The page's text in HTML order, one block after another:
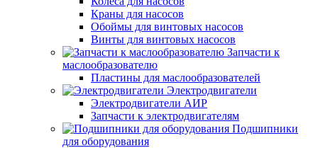
Краны для насосов
Обоймы для винтовых насосов
Винты для винтовых насосов
Запчасти к
маслообразователю
Пластины для маслообразователей
Электродвигатели
Электродвигатели АИР
Запчасти к электродвигателям
Подшипники
для оборудования